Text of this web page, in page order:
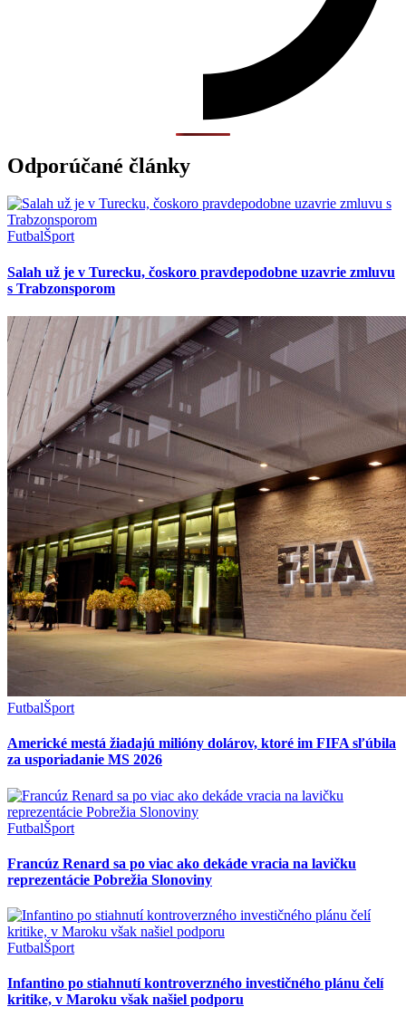
Odporúčané články
FutbalŠport
Salah už je v Turecku, čoskoro pravdepodobne uzavrie zmluvu
s Trabzonsporom
FutbalŠport
Americké mestá žiadajú milióny dolárov, ktoré im FIFA sľúbila
za usporiadanie MS 2026
FutbalŠport
Francúz Renard sa po viac ako dekáde vracia na lavičku
reprezentácie Pobrežia Slonoviny
FutbalŠport
Infantino po stiahnutí kontroverzného investičného plánu čelí
kritike, v Maroku však našiel podporu